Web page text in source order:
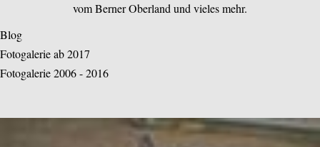
vom Berner Oberland und vieles mehr.
Blog
Fotogalerie ab 2017
Fotogalerie 2006 - 2016